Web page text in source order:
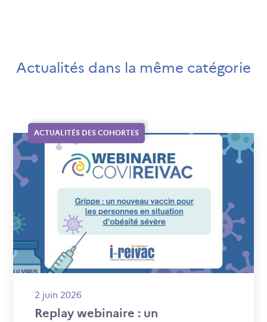
Actualités dans la même catégorie
ACTUALITÉS DES COHORTES
2 juin 2026
Replay webinaire : un